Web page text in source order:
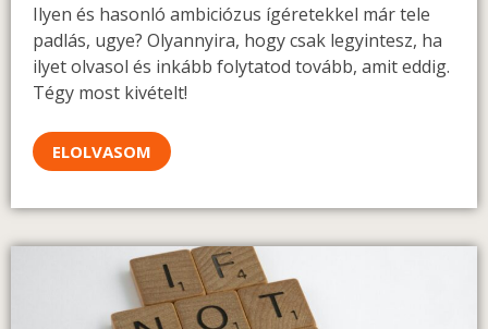
Ilyen és hasonló ambiciózus ígéretekkel már tele
padlás, ugye? Olyannyira, hogy csak legyintesz, ha
ilyet olvasol és inkább folytatod tovább, amit eddig.
Tégy most kivételt!
ELOLVASOM